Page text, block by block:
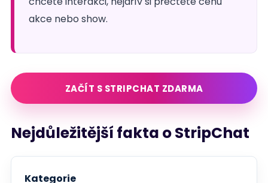
akce nebo show.
ZAČÍT S STRIPCHAT ZDARMA
Nejdůležitější fakta o StripChat
Kategorie